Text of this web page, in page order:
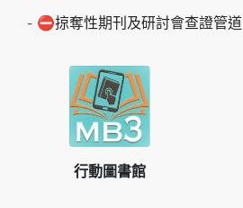
⛔掠奪性期刊及研討會查證管道
行動圖書館